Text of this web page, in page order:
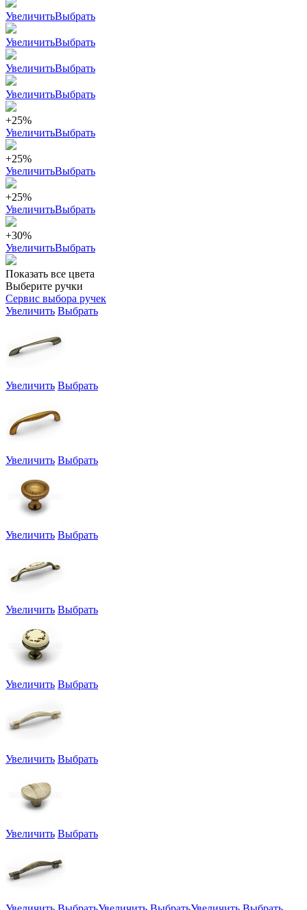
УвеличитьВыбрать
УвеличитьВыбрать
УвеличитьВыбрать
УвеличитьВыбрать
+25%
УвеличитьВыбрать
+25%
УвеличитьВыбрать
+25%
УвеличитьВыбрать
+30%
УвеличитьВыбрать
Показать все цвета
Выберите ручки
Сервис выбора ручек
Увеличить Выбрать
Увеличить Выбрать
Увеличить Выбрать
Увеличить Выбрать
Увеличить Выбрать
Увеличить Выбрать
Увеличить Выбрать
Увеличить Выбрать